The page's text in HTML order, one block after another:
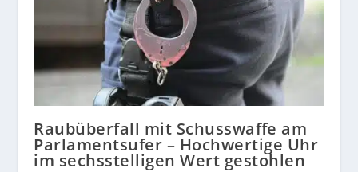
Raubüberfall mit Schusswaffe am
Parlamentsufer – Hochwertige Uhr
im sechsstelligen Wert gestohlen